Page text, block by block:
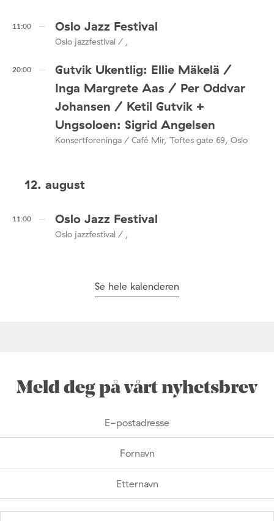
11:00 Oslo Jazz Festival
Oslo jazzfestival / ,
20:00
Gutvik Ukentlig: Ellie Mäkelä /
Inga Margrete Aas / Per Oddvar
Johansen / Ketil Gutvik +
Ungsoloen: Sigrid Angelsen
Konsertforeninga / Café Mir, Toftes gate 69, Oslo
12. august
11:00 Oslo Jazz Festival
Oslo jazzfestival / ,
Se hele kalenderen
Meld deg på vårt nyhetsbrev